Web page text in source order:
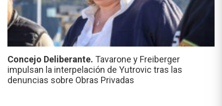
Concejo Deliberante. Tavarone y Freiberger
impulsan la interpelación de Yutrovic tras las
denuncias sobre Obras Privadas